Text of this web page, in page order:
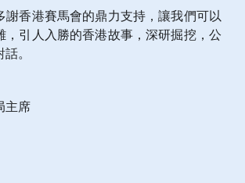
謝香港賽馬會的鼎力支持，讓我們可以
，引人入勝的香港故事，深研掘挖，公
。
主席